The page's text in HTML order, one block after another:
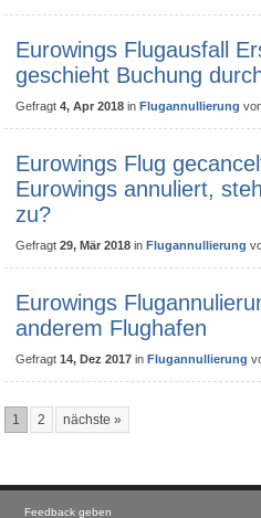
Eurowings Flugausfall
geschieht Buchung
Gefragt 4, Apr 2018 inFlugannullierung
Eurowings Flug
Eurowings annuliert,
zu?
Gefragt 29, Mär 2018 inFlugannullierung
Eurowings
anderem Flughafen
Gefragt 14, Dez 2017 in Flugannullierung
1 2 nächste »
Feedback geben